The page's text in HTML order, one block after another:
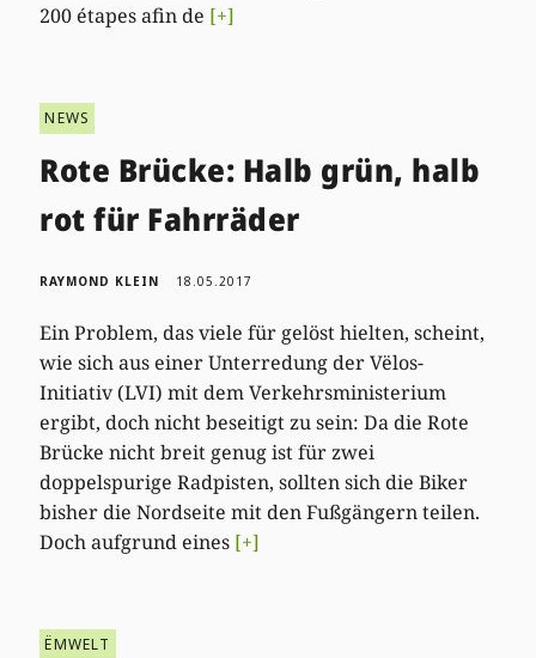
200 étapes afin de [+]
NEWS
Rote Brücke: Halb grün, halb
rot für Fahrräder
RAYMOND KLEIN 18.05.2017
Ein Problem, das viele für gelöst hielten, scheint,
wie sich aus einer Unterredung der Vëlos-
Initiativ (LVI) mit dem Verkehrsministerium
ergibt, doch nicht beseitigt zu sein: Da die Rote
Brücke nicht breit genug ist für zwei
doppelspurige Radpisten, sollten sich die Biker
bisher die Nordseite mit den Fußgängern teilen.
Doch aufgrund eines [+]
ËMWELT